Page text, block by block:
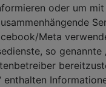
oder um
Meta
so genannte
enthalten